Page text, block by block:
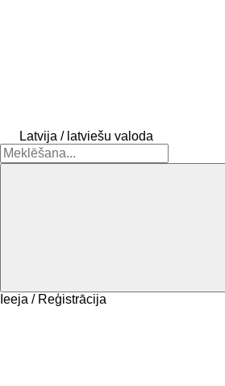
Latvija / latviešu valoda
Ieeja / Reģistrācija